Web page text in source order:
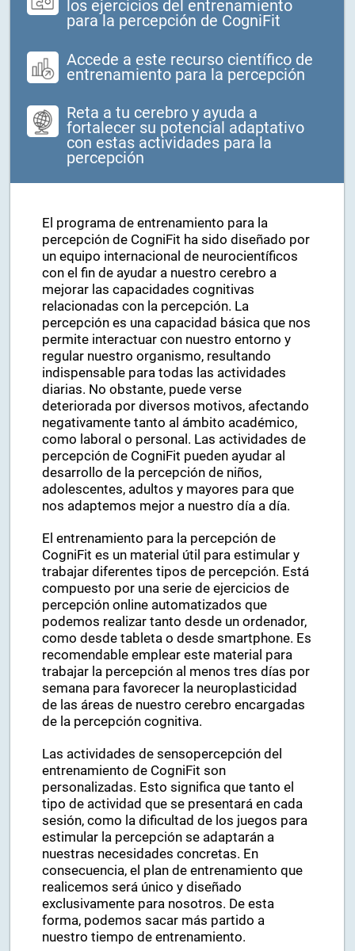
Ayuda a potencia tu percepción con
los ejercicios del entrenamiento
Accede a este recurso científico de
Reta a tu cerebro y ayuda a
fortalecer su potencial adaptativo
con estas actividades para la
percepción
El programa de entrenamiento para la
percepción de CogniFit ha sido diseñado por
un equipo internacional de neurocientíficos
con el fin de ayudar a nuestro cerebro a
mejorar las capacidades cognitivas
relacionadas con la percepción. La
percepción es una capacidad básica que nos
permite interactuar con nuestro entorno y
regular nuestro organismo, resultando
indispensable para todas las actividades
diarias. No obstante, puede verse
deteriorada por diversos motivos, afectando
negativamente tanto al ámbito académico,
como laboral o personal. Las actividades de
percepción de CogniFit pueden ayudar al
desarrollo de la percepción de niños,
adolescentes, adultos y mayores para que
El entrenamiento para la percepción de
CogniFit es un material útil para estimular y
trabajar diferentes tipos de percepción. Está
compuesto por una serie de ejercicios de
percepción online automatizados que
podemos realizar tanto desde un ordenador,
como desde tableta o desde smartphone. Es
recomendable emplear este material para
trabajar la percepción al menos tres días por
semana para favorecer la neuroplasticidad
de las áreas de nuestro cerebro encargadas
Las actividades de sensopercepción del
entrenamiento de CogniFit son
personalizadas. Esto significa que tanto el
tipo de actividad que se presentará en cada
sesión, como la dificultad de los juegos para
estimular la percepción se adaptarán a
nuestras necesidades concretas. En
consecuencia, el plan de entrenamiento que
realicemos será único y diseñado
exclusivamente para nosotros. De esta
forma, podemos sacar más partido a